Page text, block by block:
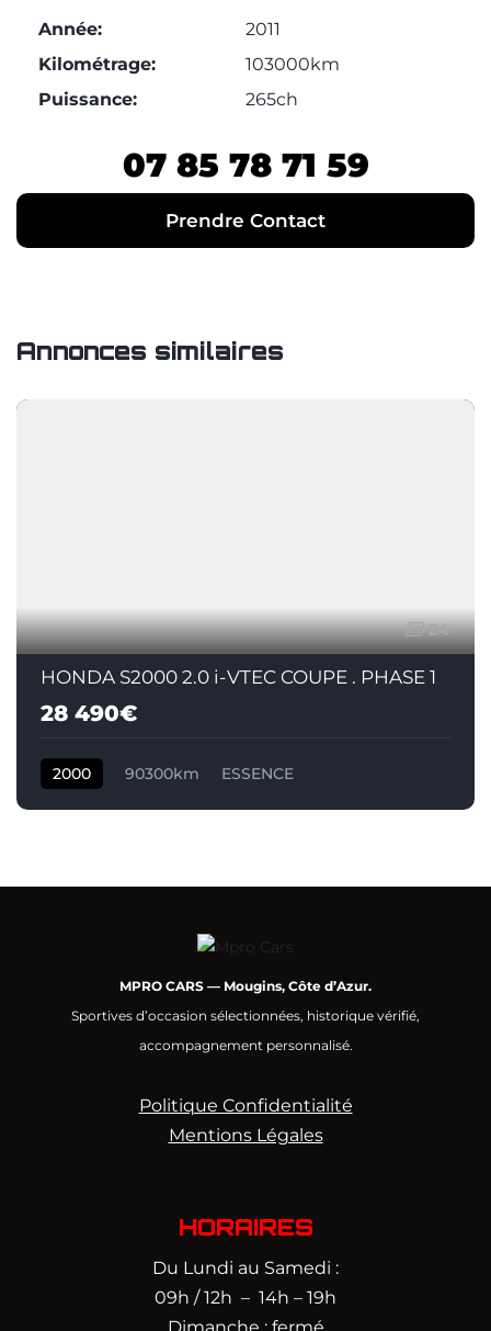
Année:
2011
Kilométrage:
103000km
Puissance:
265ch
07 85 78 71 59‬
Prendre Contact
Annonces similaires
24
HONDA S2000 2.0 i-VTEC COUPE . PHASE 1
28 490€
2000 90300km ESSENCE
MPRO CARS — Mougins, Côte d’Azur.
Sportives d’occasion sélectionnées, historique vérifié,
accompagnement personnalisé.
Politique Confidentialité
Mentions Légales
HORAIRES
Du Lundi au Samedi :
09h / 12h – 14h – 19h